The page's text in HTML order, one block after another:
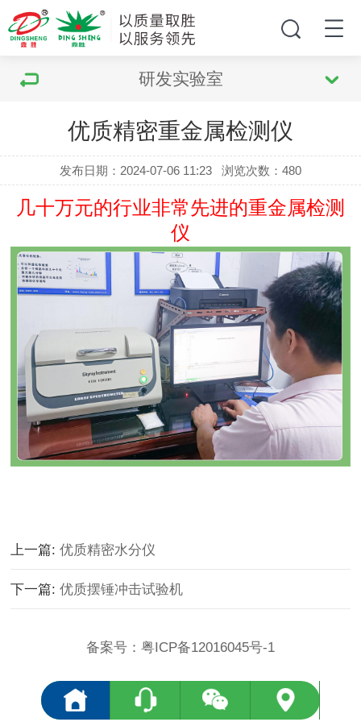
研发实验室
优质精密重金属检测仪
发布日期：2024-07-06 11:23 浏览次数：480
几十万元的行业非常先进的重金属检测
仪
上一篇:优质精密水分仪
下一篇:优质摆锤冲击试验机
备案号： 粤ICP备12016045号-1